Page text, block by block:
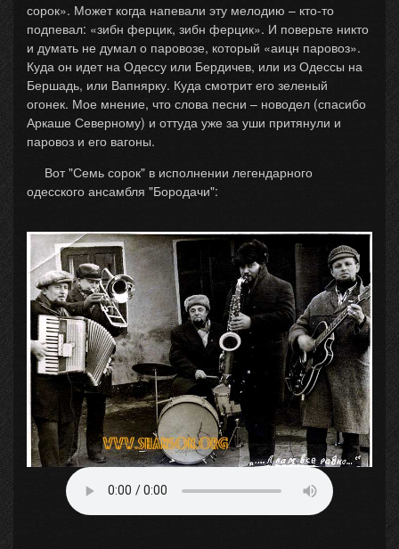
сорок». Может когда напевали эту мелодию – кто-то
подпевал: «зибн ферцик, зибн ферцик». И поверьте никто
и думать не думал о паровозе, который «аицн паровоз».
Куда он идет на Одессу или Бердичев, или из Одессы на
Бершадь, или Вапнярку. Куда смотрит его зеленый
огонек. Мое мнение, что слова песни – новодел (спасибо
Аркаше Северному) и оттуда уже за уши притянули и
паровоз и его вагоны.
Вот "Семь сорок" в исполнении легендарного
одесского ансамбля "Бородачи":